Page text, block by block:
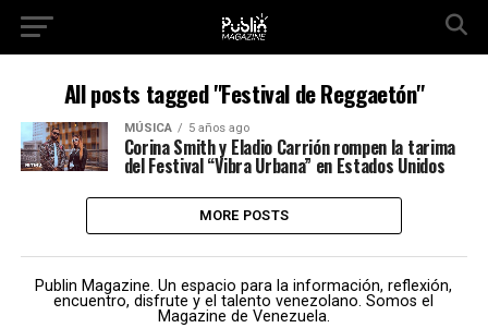
All posts tagged "Festival de Reggaetón"
MÚSICA 5 años ago
Corina Smith y Eladio Carrión rompen la tarima
del Festival “Vibra Urbana” en Estados Unidos
MORE POSTS
Publin Magazine. Un espacio para la información, reflexión,
encuentro, disfrute y el talento venezolano. Somos el
Magazine de Venezuela.